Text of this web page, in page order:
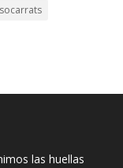
socarrats
las huellas